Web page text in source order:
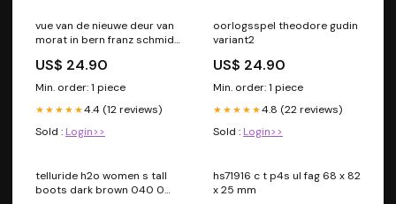
vue van de nieuwe deur van
morat in bern franz schmid
US$ 24.90
Min. order: 1 piece
★★★★★4.4 (12 reviews)
Sold : Login>>
oorlogsspel theodore gudin
variant2
US$ 24.90
Min. order: 1 piece
★★★★★4.8 (22 reviews)
Sold : Login>>
telluride h2o women s tall
boots dark brown 040 0
hs71916 c t p4s ul fag 68 x 82
x 25 mm